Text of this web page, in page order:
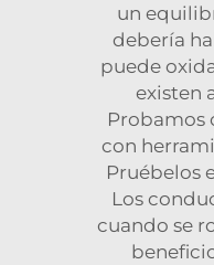
un
debería
puede
existen
Probamos
con
Pruébelos
Los
cuando se